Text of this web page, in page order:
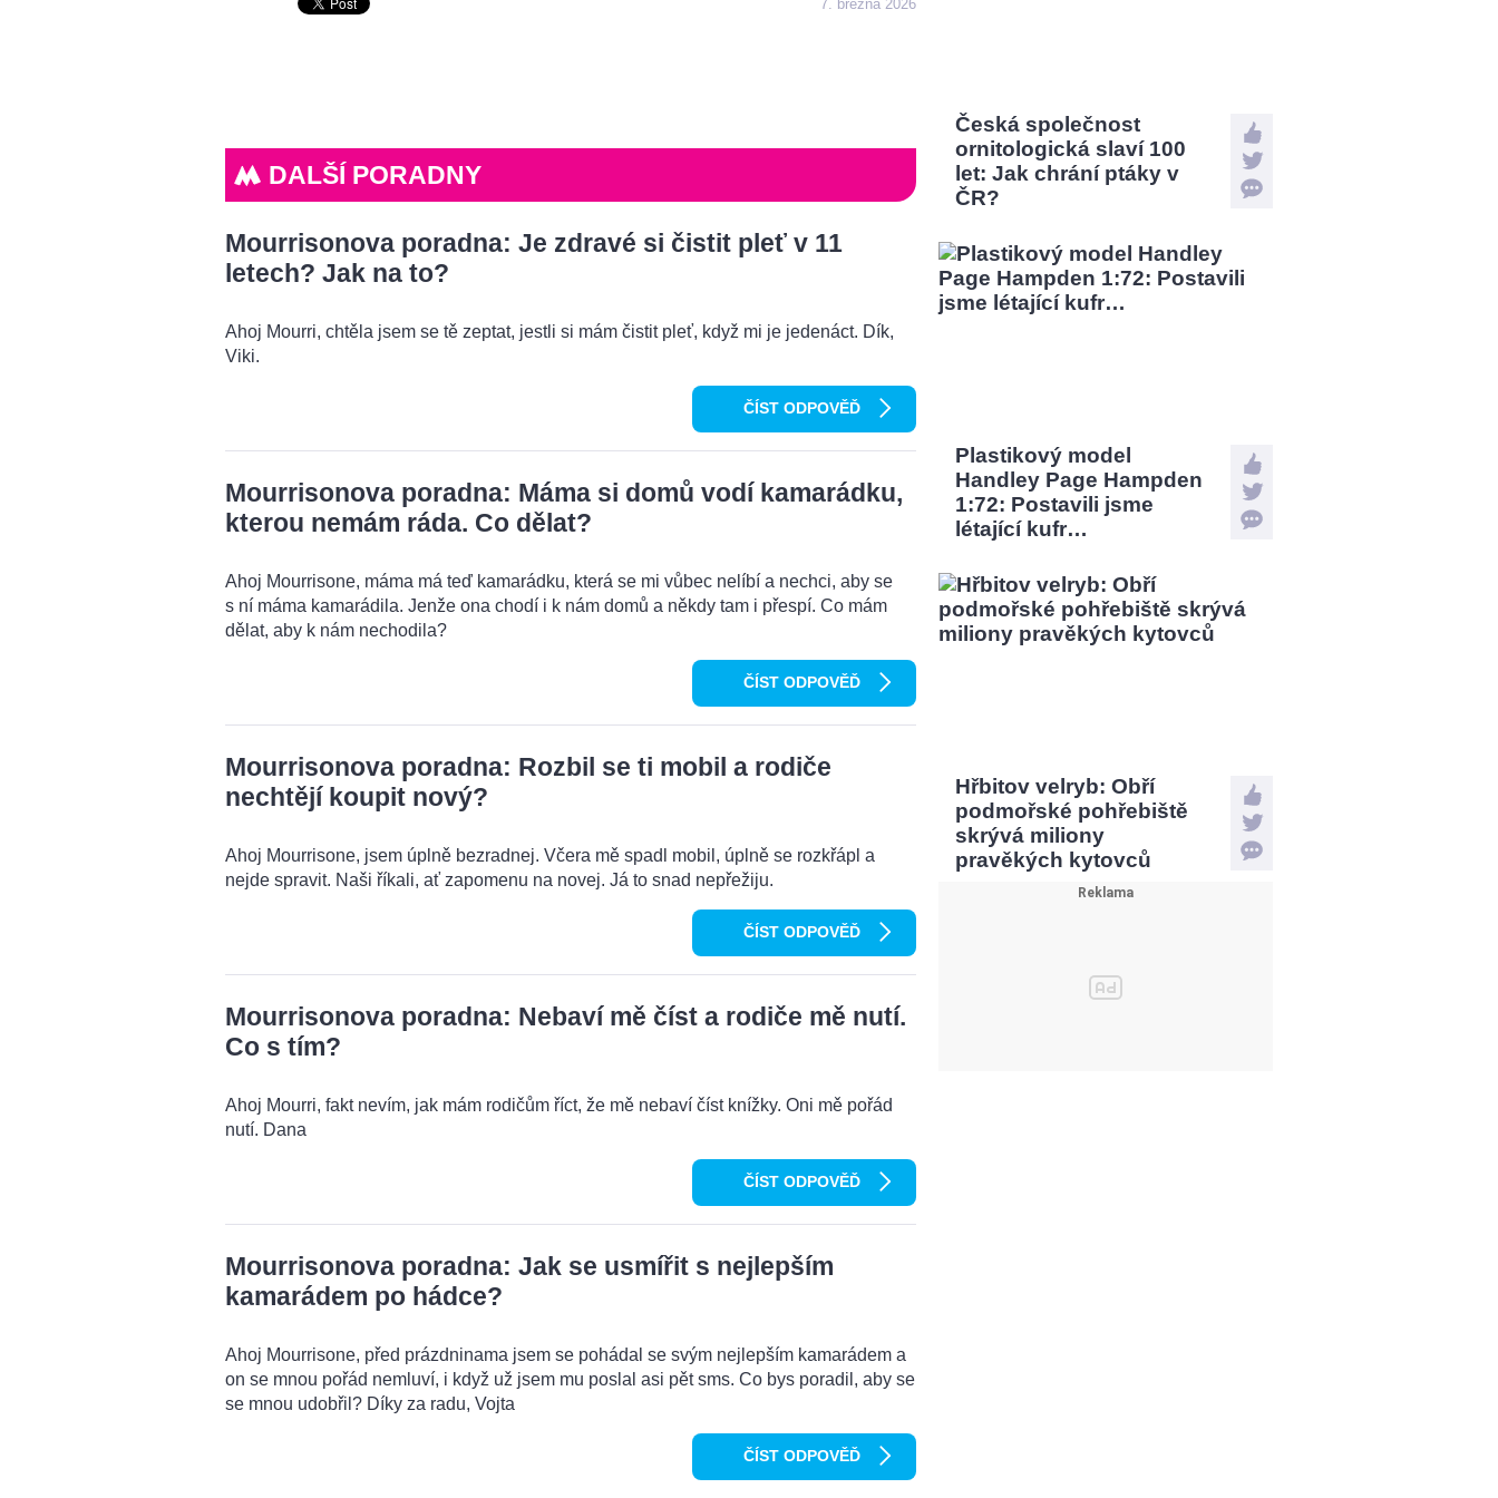
7. března 2026
DALŠÍ PORADNY
Mourrisonova poradna: Je zdravé si čistit pleť v 11
letech? Jak na to?
Ahoj Mourri, chtěla jsem se tě zeptat, jestli si mám čistit pleť, když mi je jedenáct. Dík,
Viki.
ČÍST ODPOVĚĎ
Mourrisonova poradna: Máma si domů vodí kamarádku,
kterou nemám ráda. Co dělat?
Ahoj Mourrisone, máma má teď kamarádku, která se mi vůbec nelíbí a nechci, aby se
s ní máma kamarádila. Jenže ona chodí i k nám domů a někdy tam i přespí. Co mám
dělat, aby k nám nechodila?
ČÍST ODPOVĚĎ
Mourrisonova poradna: Rozbil se ti mobil a rodiče
nechtějí koupit nový?
Ahoj Mourrisone, jsem úplně bezradnej. Včera mě spadl mobil, úplně se rozkřápl a
nejde spravit. Naši říkali, ať zapomenu na novej. Já to snad nepřežiju.
ČÍST ODPOVĚĎ
Mourrisonova poradna: Nebaví mě číst a rodiče mě nutí.
Co s tím?
Ahoj Mourri, fakt nevím, jak mám rodičům říct, že mě nebaví číst knížky. Oni mě pořád
nutí. Dana
ČÍST ODPOVĚĎ
Mourrisonova poradna: Jak se usmířit s nejlepším
kamarádem po hádce?
Ahoj Mourrisone, před prázdninama jsem se pohádal se svým nejlepším kamarádem a
on se mnou pořád nemluví, i když už jsem mu poslal asi pět sms. Co bys poradil, aby se
se mnou udobřil? Díky za radu, Vojta
ČÍST ODPOVĚĎ
Česká společnost
ornitologická slaví 100
let: Jak chrání ptáky v
ČR?
Plastikový model
Handley Page Hampden
1:72: Postavili jsme
létající kufr…
Hřbitov velryb: Obří
podmořské pohřebiště
skrývá miliony
pravěkých kytovců